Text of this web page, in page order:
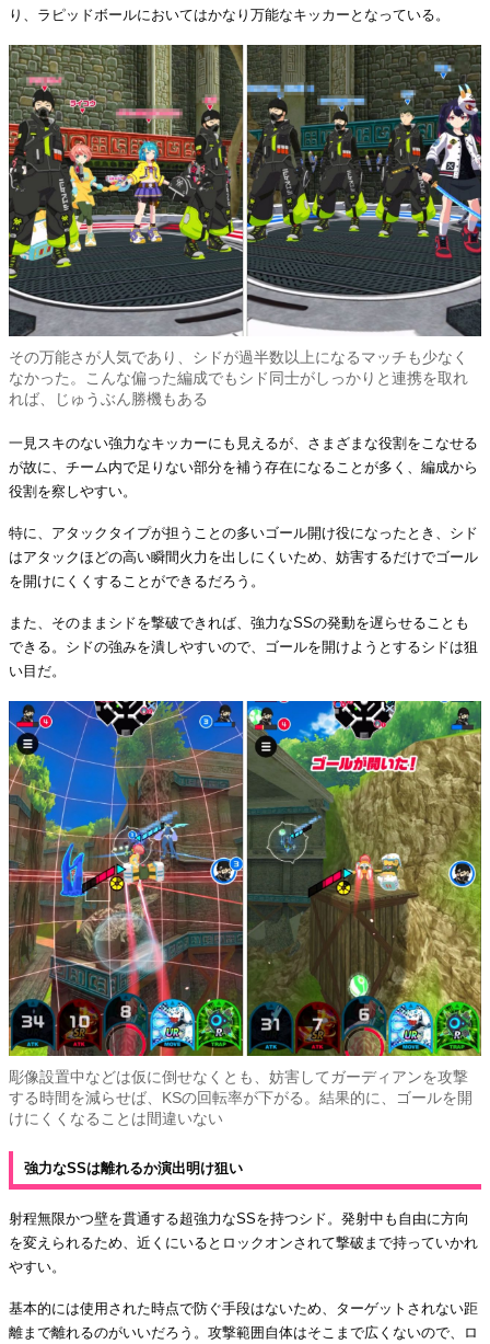
り、ラピッドボールにおいてはかなり万能なキッカーとなっている。
その万能さが人気であり、シドが過半数以上になるマッチも少なく
なかった。こんな偏った編成でもシド同士がしっかりと連携を取れ
れば、じゅうぶん勝機もある
一見スキのない強力なキッカーにも見えるが、さまざまな役割をこなせる
が故に、チーム内で足りない部分を補う存在になることが多く、編成から
役割を察しやすい。
特に、アタックタイプが担うことの多いゴール開け役になったとき、シド
はアタックほどの高い瞬間火力を出しにくいため、妨害するだけでゴール
を開けにくくすることができるだろう。
また、そのままシドを撃破できれば、強力なSSの発動を遅らせることも
できる。シドの強みを潰しやすいので、ゴールを開けようとするシドは狙
い目だ。
彫像設置中などは仮に倒せなくとも、妨害してガーディアンを攻撃
する時間を減らせば、KSの回転率が下がる。結果的に、ゴールを開
けにくくなることは間違いない
強力なSSは離れるか演出明け狙い
射程無限かつ壁を貫通する超強力なSSを持つシド。発射中も自由に方向
を変えられるため、近くにいるとロックオンされて撃破まで持っていかれ
やすい。
基本的には使用された時点で防ぐ手段はないため、ターゲットされない距
離まで離れるのがいいだろう。攻撃範囲自体はそこまで広くないので、ロ